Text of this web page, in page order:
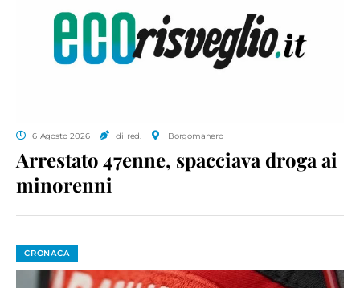
6 Agosto 2026 di red. Borgomanero
Arrestato 47enne, spacciava droga ai
minorenni
CRONACA